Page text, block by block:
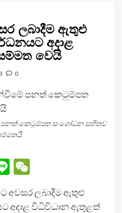
ලබාදීම ඇතුළු
අදාළ
වෙයි
0
පනත් කෙටුම්පත සංශෝධන සහිතව
Line
අවසර ලබාදීම ඇතුළු
අදාළ විධිවිධාන ඇතුළත්